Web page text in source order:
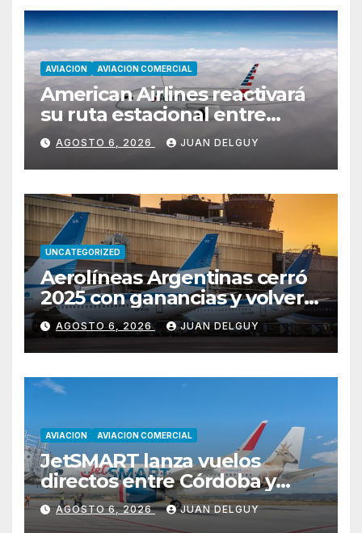
AVIACION AVIACION COMERCIAL
American Airlines reactivará
su ruta estacional entre
Miami y Montevideo con
vuelos diarios
AGOSTO 6, 2026 JUAN DELGUY
UNCATEGORIZED
Aerolíneas Argentinas cerró
2025 con ganancias y volverá
a pagar impuesto a las
ganancias
AGOSTO 6, 2026 JUAN DELGUY
AVIACION AVIACION COMERCIAL
JetSMART lanza vuelos
directos entre Córdoba y
Florianópolis
AGOSTO 6, 2026 JUAN DELGUY